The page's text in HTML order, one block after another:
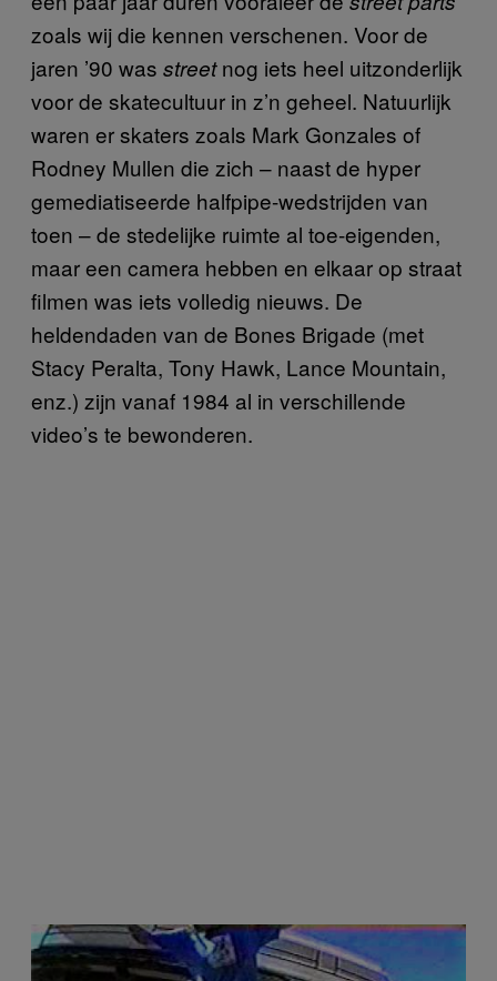
zoals wij die kennen verschenen. Voor de
jaren ’90 was streetnog iets heel uitzonderlijk
voor de skatecultuur in z’n geheel. Natuurlijk
waren er skaters zoals Mark Gonzales of
Rodney Mullen die zich – naast de hyper
gemediatiseerde halfpipe-wedstrijden van
toen – de stedelijke ruimte al toe-eigenden,
maar een camera hebben en elkaar op straat
filmen was iets volledig nieuws. De
heldendaden van de Bones Brigade (met
Stacy Peralta, Tony Hawk, Lance Mountain,
enz.) zijn vanaf 1984 al in verschillende
video’s te bewonderen.